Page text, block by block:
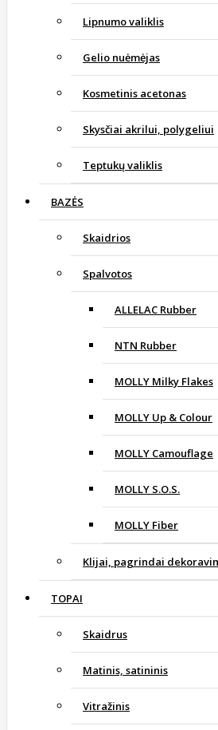
Lipnumo valiklis
Gelio nuėmėjas
Kosmetinis acetonas
Skysčiai akrilui, polygeliui
Teptukų valiklis
BAZĖS
Skaidrios
Spalvotos
ALLELAC Rubber
NTN Rubber
MOLLY Milky Flakes
MOLLY Up & Colour
MOLLY Camouflage
MOLLY S.O.S.
MOLLY Fiber
Klijai, pagrindai
TOPAI
Skaidrus
Matinis, satininis
Vitražinis